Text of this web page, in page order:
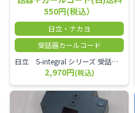
550円(税込）
日立・ナカヨ
受話器カールコード
日立 S-integral シリーズ 受話器＋カールコード セット（白）／本商品は中古品となります。 写真では分かりにくいキズ・汚れなどの使用感があります。 経年変化で日焼けの色味が強くなる場合がございます。 予めご理解・ご了承頂きますようお願いいたします。
2,970円(税込)